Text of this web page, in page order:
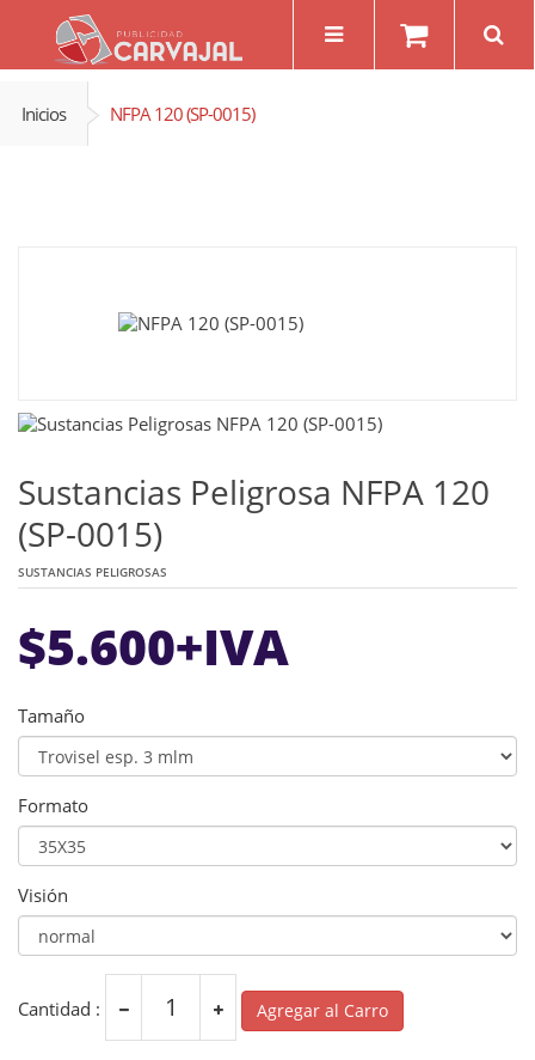
Inicios NFPA 120 (SP-0015)
Sustancias Peligrosa NFPA 120
(SP-0015)
SUSTANCIAS PELIGROSAS
$5.600+IVA
Tamaño
Formato
Visión
Cantidad : Agregar al Carro